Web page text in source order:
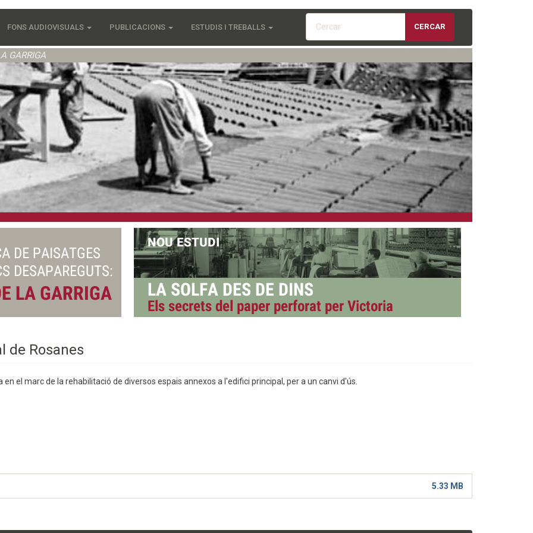
FONS AUDIOVISUALS PUBLICACIONS ESTUDIS I TREBALLS CERCAR
GARRIGA
de Rosanes
el marc de la rehabilitació de diversos espais annexos a l'edifici principal, per a un canvi d'ús.
5.33 MB